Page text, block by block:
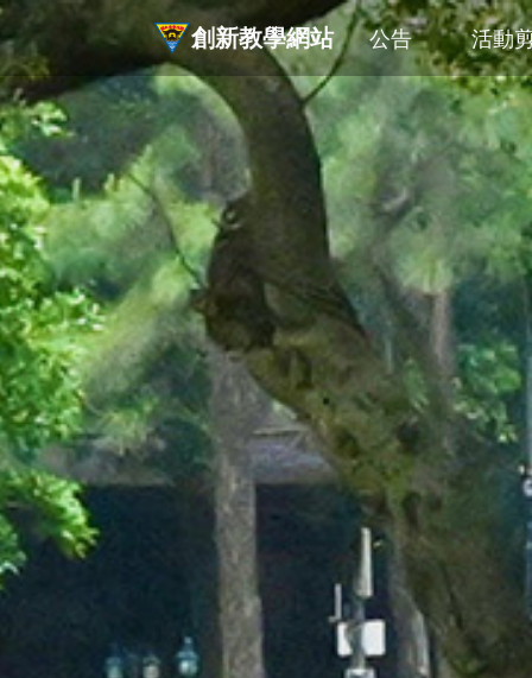
創新教學網站 公告 活動